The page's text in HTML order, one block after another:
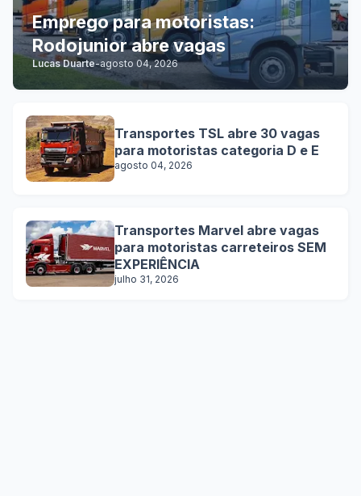
Emprego para motoristas:
Rodojunior abre vagas
Lucas Duarte-agosto 04, 2026
Transportes TSL abre 30 vagas
para motoristas categoria D e E
agosto 04, 2026
Transportes Marvel abre vagas
para motoristas carreteiros SEM
EXPERIÊNCIA
julho 31, 2026